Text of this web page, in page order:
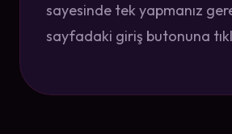
sayesinde tek yapmanız
sayfadaki giriş butonuna